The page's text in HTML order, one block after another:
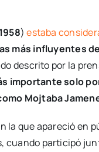
)estaba
más influyentes
descrito por la
importante solo
Mojtaba
la que apareció en
cuando participó